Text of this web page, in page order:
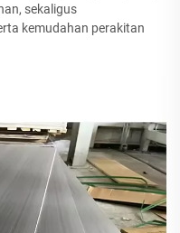
sekaligus
kemudahan perakitan